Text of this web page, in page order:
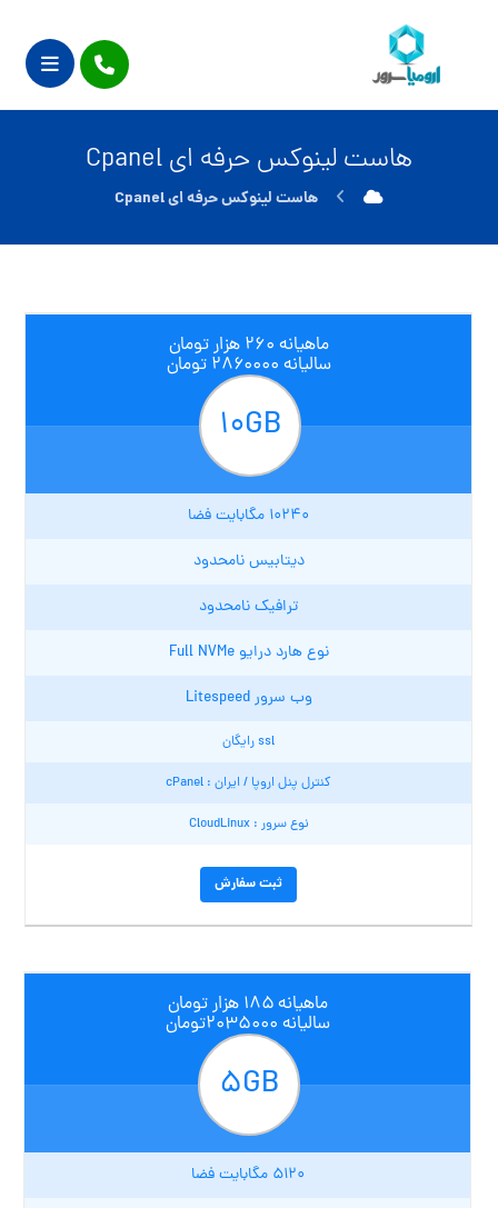
هاست لینوکس حرفه ای Cpanel
هاست لینوکس حرفه ای Cpanel
ماهیانه ۲۶۰ هزار تومان
سالیانه ۲۸۶۰۰۰۰ تومان
۱۰GB
۱۰۲۴۰ مگابایت فضا
دیتابیس نامحدود
ترافیک نامحدود
نوع هارد درایو Full NVMe
وب سرور Litespeed
ssl رایگان
کنترل پنل اروپا / ایران : cPanel
نوع سرور : CloudLinux
ثبت سفارش
ماهیانه ۱۸۵ هزار تومان
سالیانه ۲۰۳۵۰۰۰تومان
۵GB
۵۱۲۰ مگابایت فضا